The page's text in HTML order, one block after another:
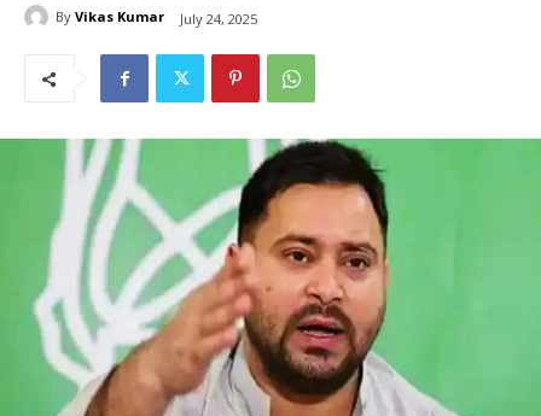
By Vikas Kumar July 24, 2025